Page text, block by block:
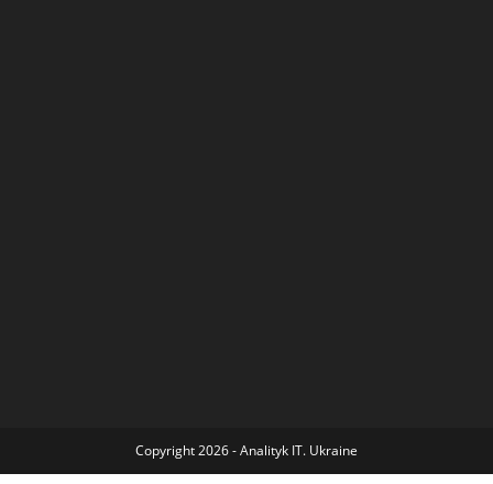
Copyright 2026 - Analityk IT. Ukraine